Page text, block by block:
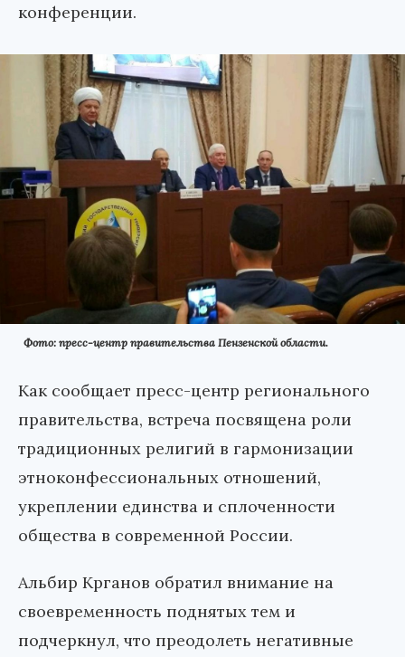
конференции.
Фото: пресс-центр правительства Пензенской области.
Как сообщает пресс-центр регионального
правительства, встреча посвящена роли
традиционных религий в гармонизации
этноконфессиональных отношений,
укреплении единства и сплоченности
общества в современной России.
Альбир Крганов обратил внимание на
своевременность поднятых тем и
подчеркнул, что преодолеть негативные